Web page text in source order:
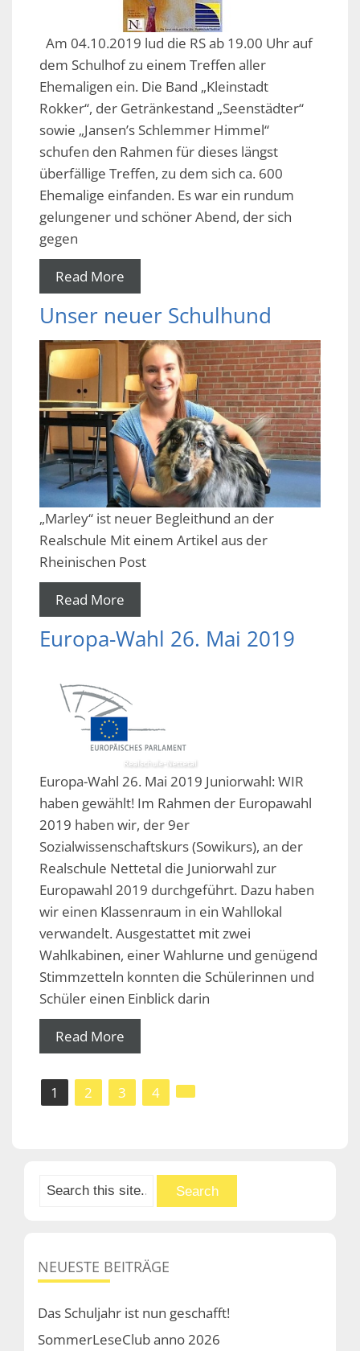
Am 04.10.2019 lud die RS ab 19.00 Uhr auf
dem Schulhof zu einem Treffen aller
Ehemaligen ein. Die Band „Kleinstadt
Rokker“, der Getränkestand „Seenstädter“
sowie „Jansen’s Schlemmer Himmel“
schufen den Rahmen für dieses längst
überfällige Treffen, zu dem sich ca. 600
Ehemalige einfanden. Es war ein rundum
gelungener und schöner Abend, der sich
gegen
Read More
Unser neuer Schulhund
„Marley“ ist neuer Begleithund an der
Realschule Mit einem Artikel aus der
Rheinischen Post
Read More
Europa-Wahl 26. Mai 2019
Europa-Wahl 26. Mai 2019 Juniorwahl: WIR
haben gewählt! Im Rahmen der Europawahl
2019 haben wir, der 9er
Sozialwissenschaftskurs (Sowikurs), an der
Realschule Nettetal die Juniorwahl zur
Europawahl 2019 durchgeführt. Dazu haben
wir einen Klassenraum in ein Wahllokal
verwandelt. Ausgestattet mit zwei
Wahlkabinen, einer Wahlurne und genügend
Stimmzetteln konnten die Schülerinnen und
Schüler einen Einblick darin
Read More
Seitennummerierung
der
1 2 3 4
NEUESTE BEITRÄGE
Das Schuljahr ist nun geschafft!
SommerLeseClub anno 2026